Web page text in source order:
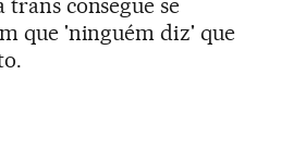
que 'ninguém diz' que